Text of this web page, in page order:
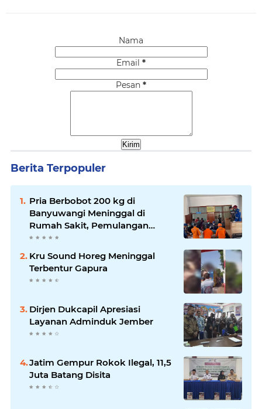
Nama
Email *
Pesan *
Berita Terpopuler
Pria Berbobot 200 kg di
Banyuwangi Meninggal di
Rumah Sakit, Pemulangan
Dibantu Damkar dan Basarnas
Kru Sound Horeg Meninggal
Terbentur Gapura
Dirjen Dukcapil Apresiasi
Layanan Adminduk Jember
Jatim Gempur Rokok Ilegal, 11,5
Juta Batang Disita